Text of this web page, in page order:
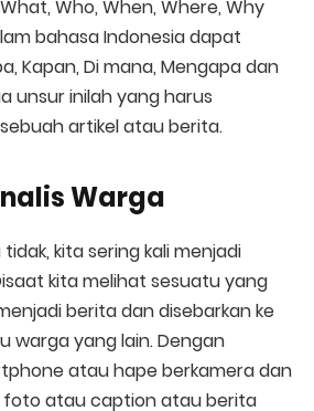
Who, When, Where, Why
bahasa Indonesia dapat
Kapan, Di mana, Mengapa dan
unsur inilah yang harus
artikel atau berita.
Warga
kita sering kali menjadi
kita melihat sesuatu yang
berita dan disebarkan ke
yang lain. Dengan
atau hape berkamera dan
foto atau caption atau berita